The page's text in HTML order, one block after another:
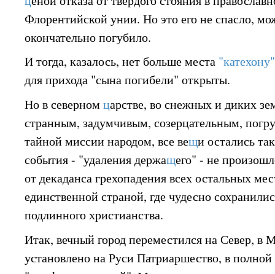
Флорентийской унии. Но это его не спасло,
окончательно погубило.
И тогда, казалось, нет больше места
для прихода "сына погибели" открыты.
Но в северномцарстве, во снежных и диких
странным, задумчивым, созерцательным,
тайной миссии народом, все вещи остались
события - "удаления держащего" - не
от декаданса грехопадения всех остальных
единственной страной, где чудесно
подлинного христианства.
Итак, вечный город переместился на Север, в
установлено на Руси Патриаршество, в